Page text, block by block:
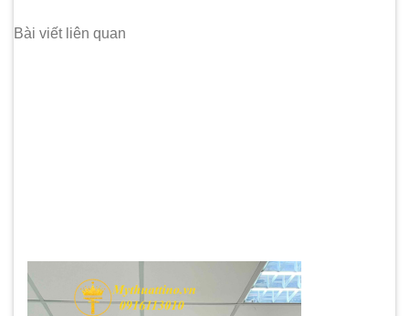
Bài viết liên quan